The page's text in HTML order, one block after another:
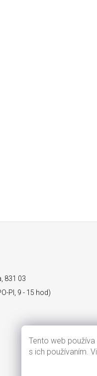
Tento web
s ich používaním.
831 03
PI, 9 - 15 hod)